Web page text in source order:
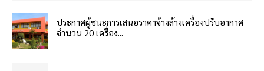
ประกาศผู้ชนะการเสนอราคาจ้างล้างเครื่องปรับอากาศ
จำนวน 20 เครื่อง...